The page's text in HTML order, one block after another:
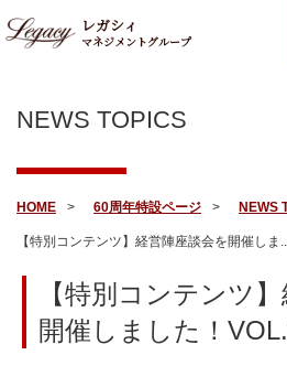
レガシィ
マネジメントグループ
NEWS TOPICS
HOME 60周年特設ページ NEWS
【特別コンテンツ】経営陣座談会を開催しま
【特別コンテンツ
開催しました！